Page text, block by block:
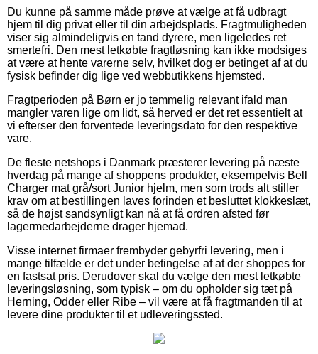
Du kunne på samme måde prøve at vælge at få udbragt
hjem til dig privat eller til din arbejdsplads. Fragtmuligheden
viser sig almindeligvis en tand dyrere, men ligeledes ret
smertefri. Den mest letkøbte fragtløsning kan ikke modsiges
at være at hente varerne selv, hvilket dog er betinget af at du
fysisk befinder dig lige ved webbutikkens hjemsted.
Fragtperioden på Børn er jo temmelig relevant ifald man
mangler varen lige om lidt, så herved er det ret essentielt at
vi efterser den forventede leveringsdato for den respektive
vare.
De fleste netshops i Danmark præsterer levering på næste
hverdag på mange af shoppens produkter, eksempelvis Bell
Charger mat grå/sort Junior hjelm, men som trods alt stiller
krav om at bestillingen laves forinden et besluttet klokkeslæt,
så de højst sandsynligt kan nå at få ordren afsted før
lagermedarbejderne drager hjemad.
Visse internet firmaer frembyder gebyrfri levering, men i
mange tilfælde er det under betingelse af at der shoppes for
en fastsat pris. Derudover skal du vælge den mest letkøbte
leveringsløsning, som typisk – om du opholder sig tæt på
Herning, Odder eller Ribe – vil være at få fragtmanden til at
levere dine produkter til et udleveringssted.